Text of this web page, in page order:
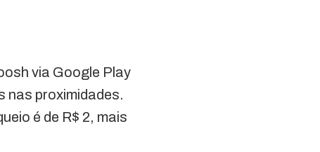
via Google Play
nas proximidades.
é de R$ 2, mais